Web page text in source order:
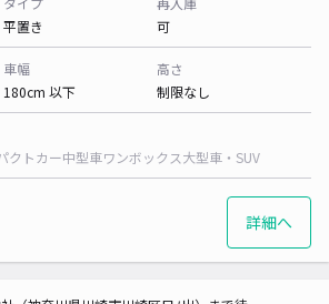
平置き
可
車幅
180cm 以下
高さ
制限なし
クトカー中型車ワンボックス大型車・SUV
詳細へ